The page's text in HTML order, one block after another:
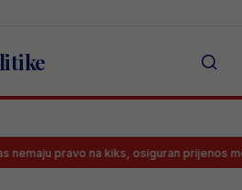
na kiks, osiguran prijenos meča!